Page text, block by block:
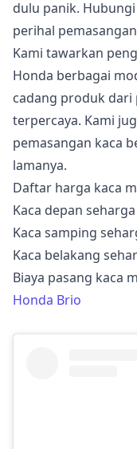
dulu panik.
perihal
Kami tawarkan
Honda berbagai
cadang produk dari
terpercaya. Kami
pemasangan kaca
lamanya.
Daftar harga kaca
Kaca depan
Kaca samping
Kaca belakang
Biaya pasang kaca
Honda Brio